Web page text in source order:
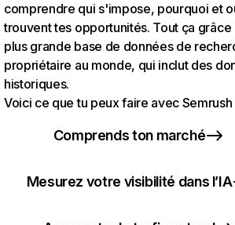
comprendre qui s'impose, pourquoi et
trouvent tes opportunités. Tout ça grâce
plus grande base de données de
propriétaire au monde, qui inclut des
historiques.
Voici ce que tu peux faire avec Semrush
Comprends ton marché
Mesurez votre visibilité dans l’IA